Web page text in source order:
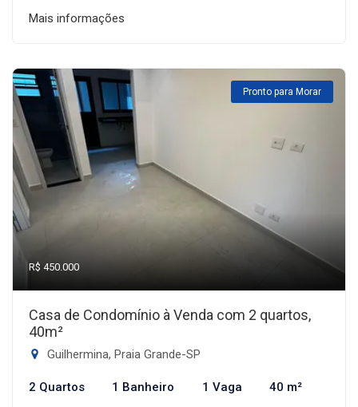
Mais informações
Pronto para Morar
R$ 450.000
Casa de Condomínio à Venda com 2 quartos,
40m²
Guilhermina, Praia Grande-SP
2 Quartos 1 Banheiro 1 Vaga 40 m²